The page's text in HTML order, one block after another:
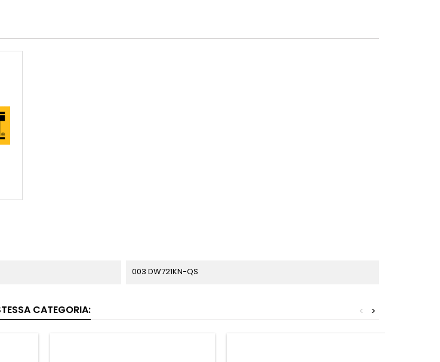
003 DW721KN-QS
CATEGORIA: >
<